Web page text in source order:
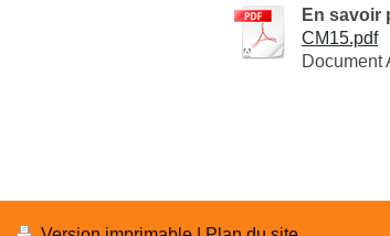
En savoir
CM15.pdf
Document